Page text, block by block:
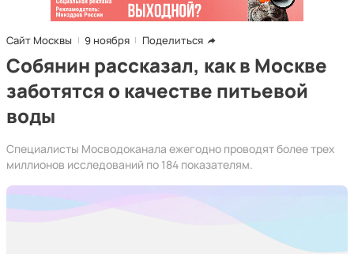
Сайт Москвы 9 ноября Поделиться
Собянин рассказал, как в Москве
заботятся о качестве питьевой
воды
Специалисты Мосводоканала ежегодно проводят более трех
миллионов исследований по 184 показателям.